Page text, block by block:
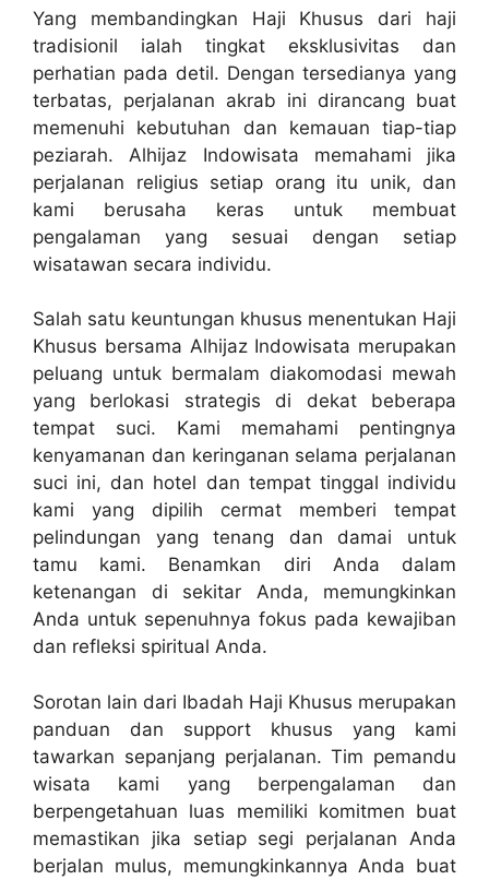
Yang membandingkan Haji Khusus dari haji
tradisionil ialah tingkat eksklusivitas dan
perhatian pada detil. Dengan tersedianya yang
terbatas, perjalanan akrab ini dirancang buat
memenuhi kebutuhan dan kemauan tiap-tiap
peziarah. Alhijaz Indowisata memahami jika
perjalanan religius setiap orang itu unik, dan
kami berusaha keras untuk membuat
pengalaman yang sesuai dengan setiap
wisatawan secara individu.
Salah satu keuntungan khusus menentukan Haji
Khusus bersama Alhijaz Indowisata merupakan
peluang untuk bermalam diakomodasi mewah
yang berlokasi strategis di dekat beberapa
tempat suci. Kami memahami pentingnya
kenyamanan dan keringanan selama perjalanan
suci ini, dan hotel dan tempat tinggal individu
kami yang dipilih cermat memberi tempat
pelindungan yang tenang dan damai untuk
tamu kami. Benamkan diri Anda dalam
ketenangan di sekitar Anda, memungkinkan
Anda untuk sepenuhnya fokus pada kewajiban
dan refleksi spiritual Anda.
Sorotan lain dari Ibadah Haji Khusus merupakan
panduan dan support khusus yang kami
tawarkan sepanjang perjalanan. Tim pemandu
wisata kami yang berpengalaman dan
berpengetahuan luas memiliki komitmen buat
memastikan jika setiap segi perjalanan Anda
berjalan mulus, memungkinkannya Anda buat